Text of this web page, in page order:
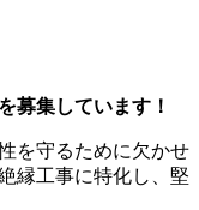
募集しています！
を守るために欠かせ
縁工事に特化し、堅